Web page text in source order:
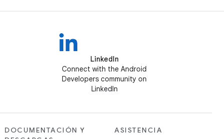
LinkedIn
Connect with the Android
Developers community on
LinkedIn
DOCUMENTACIÓN Y
ASISTENCIA